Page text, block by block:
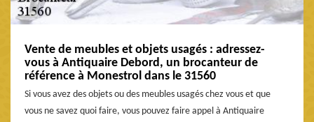
Vente de meubles et objets usagés : adressez-
vous à Antiquaire Debord, un brocanteur de
référence à Monestrol dans le 31560
Si vous avez des objets ou des meubles usagés chez vous et que
vous ne savez quoi faire, vous pouvez faire appel à Antiquaire